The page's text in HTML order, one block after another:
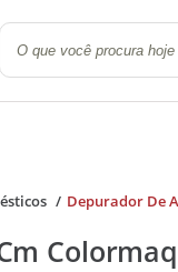
Depurador De